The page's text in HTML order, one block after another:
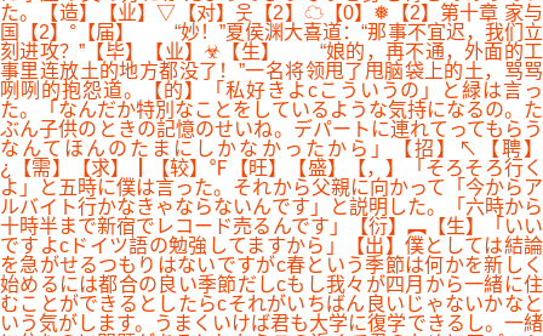
た。【造】【业】▽【对】웃【2】☁【0】❅【2】第十章 家与
国【2】°【届】 “妙！”夏侯渊大喜道：“那事不宜迟，我们立
刻进攻？”【毕】【业】☣【生】 “娘的，再不通，外面的工
事里连放土的地方都没了！”一名将领甩了甩脑袋上的土，骂骂
咧咧的抱怨道。【的】「私好きよcこういうの」と緑は言っ
た。「なんだか特別なことをしているような気持になるの。た
ぶん子供のときの記憶のせいね。デパートに連れてってもらう
なんてほんのたまにしかなかったから」【招】↖【聘】
¿【需】【求】┃【较】℉【旺】【盛】【，】「そろそろ行く
よ」と五時に僕は言った。それから父親に向かって「今からア
ルバイト行かなきゃならないんです」と説明した。「六時から
十時半まで新宿でレコード売るんです」【衍】︻【生】「いい
ですよcドイツ語の勉強してますから」【出】僕としては結論
を急がせるつもりはないですがc春という季節は何かを新しく
始めるには都合の良い季節だしcもし我々が四月から一緒に住
むことができるとしたらcそれがいちばん良いじゃないかなと
いう気がします。うまくいけば君も大学に復学できるし。一緒